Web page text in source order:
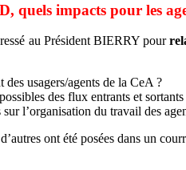
quels impacts pour les
au Président BIERRY pour
usagers/agents de la CeA ?
des flux entrants et
sur l’organisation du travail des
ont été posées dans un